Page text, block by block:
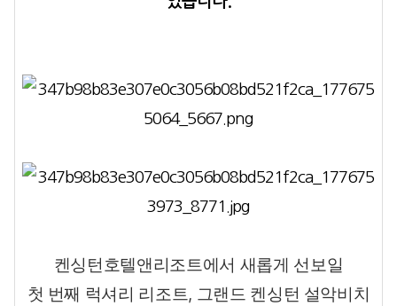
켄싱턴호텔앤리조트에서 새롭게 선보일
첫 번째 럭셔리 리조트, 그랜드 켄싱턴 설악비치